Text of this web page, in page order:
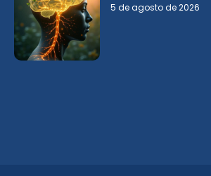
5 de agosto de 2026